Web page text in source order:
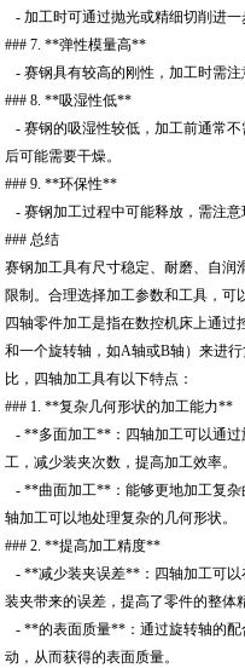
- 加工时可通过抛光或精细切削进一
### 7. **弹性模量高**
- 赛钢具有较高的刚性，加工时需注
### 8. **吸湿性低**
- 赛钢的吸湿性较低，加工前通常
后可能需要干燥。
### 9. **环保性**
- 赛钢加工过程中可能释放，需注意
### 总结
赛钢加工具有尺寸稳定、耐磨、自润
限制。合理选择加工参数和工具，可
四轴零件加工是指在数控机床上通
和一个旋转轴，如A轴或B轴）来进
比，四轴加工具有以下特点：
### 1. **复杂几何形状的加工能力**
- **多面加工**：四轴加工可以通过
工，减少装夹次数，提高加工效率。
- **曲面加工**：能够更地加工复杂
轴加工可以地处理复杂的几何形状。
### 2. **提高加工精度**
- **减少装夹误差**：四轴加工可以
装夹带来的误差，提高了零件的整体
- **的表面质量**：通过旋转轴的配
动，从而获得的表面质量。